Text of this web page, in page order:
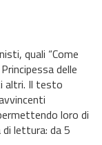
quali “Come
delle
altri. Il testo
loro di
lettura: da 5